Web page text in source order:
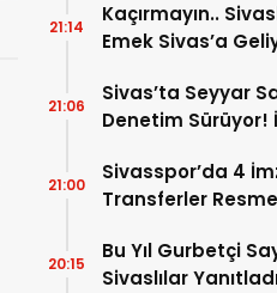
Kaçırmayın..
Emek Sivas’a
21:14
Sivas’ta Seyyar
Denetim Sürüyor!
21:06
Sivasspor’da 4
Transferler
21:00
Bu Yıl Gurbetçi
Sivaslılar
20:15